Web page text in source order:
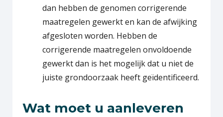
dan hebben de genomen corrigerende
maatregelen gewerkt en kan de afwijking
afgesloten worden. Hebben de
corrigerende maatregelen onvoldoende
gewerkt dan is het mogelijk dat u niet de
juiste grondoorzaak heeft geïdentificeerd.
Wat moet u aanleveren